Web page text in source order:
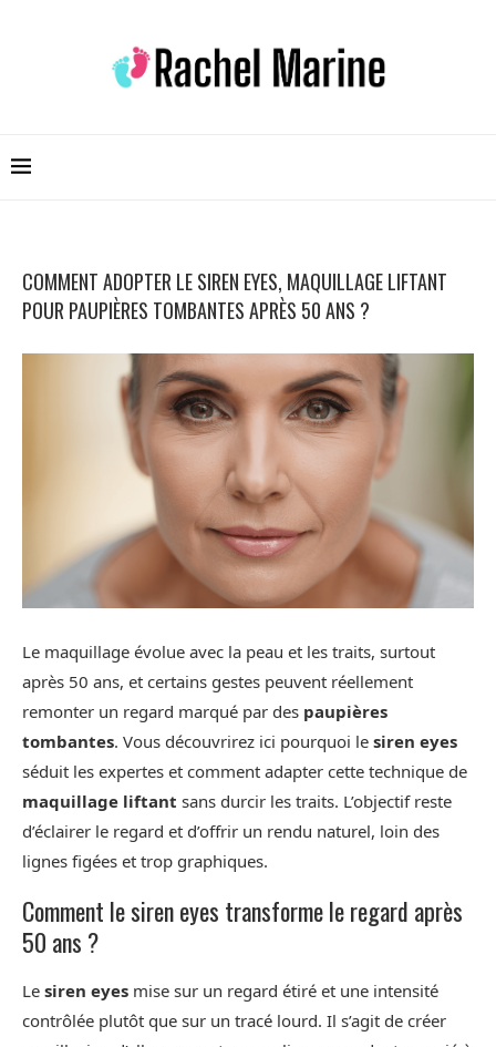
COMMENT ADOPTER LE SIREN EYES, MAQUILLAGE LIFTANT
POUR PAUPIÈRES TOMBANTES APRÈS 50 ANS ?
Le maquillage évolue avec la peau et les traits, surtout
après 50 ans, et certains gestes peuvent réellement
remonter un regard marqué par des paupières
tombantes. Vous découvrirez ici pourquoi le siren eyes
séduit les expertes et comment adapter cette technique de
maquillage liftant sans durcir les traits. L’objectif reste
d’éclairer le regard et d’offrir un rendu naturel, loin des
lignes figées et trop graphiques.
Comment le siren eyes transforme le regard après
50 ans ?
Le siren eyes mise sur un regard étiré et une intensité
contrôlée plutôt que sur un tracé lourd. Il s’agit de créer